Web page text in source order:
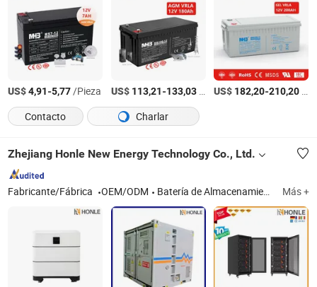
US$4,91-5,77/Pieza US$ 113,21-133,03/Pieza US$ 182,20-210,20
Contacto
Charlar
Zhejiang Honle New Energy Technology Co., Ltd.
Fabricante/Fábrica OEM/ODM Batería de Almacenamiento de Energía, Batería de Litio, LiFePO4 Batería, LiFePO4, Sistema de Almacenamiento de Energía, Almacenamiento de Energía, Paquete de Baterías, Estación de Energía, 48V Batería, Panel Solar Más +